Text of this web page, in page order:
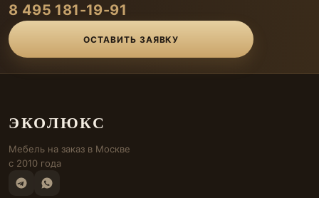
8 495 181-19-91
ОСТАВИТЬ ЗАЯВКУ
ЭКОЛЮКС
Мебель на заказ в Москве
с 2010 года